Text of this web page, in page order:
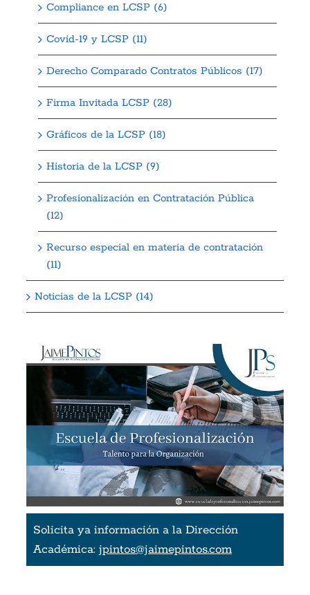
Compliance en LCSP (6)
Covid-19 y LCSP (11)
Derecho Comparado Contratos Públicos (17)
Firma Invitada LCSP (28)
Gráficos de la LCSP (18)
Historia de la LCSP (9)
Profesionalización en Contratación Pública
(12)
Recurso especial en materia de contratación
(11)
Noticias de la LCSP (14)
Solicita ya información a la Dirección
Académica: jpintos@jaimepintos.com